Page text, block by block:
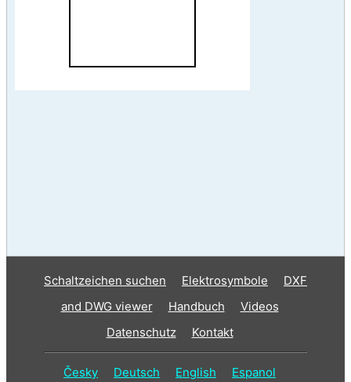
Schaltzeichen suchen Elektrosymbole
DXF
and DWG viewer
Handbuch
Videos
Datenschutz
Kontakt
Česky Deutsch English Espanol